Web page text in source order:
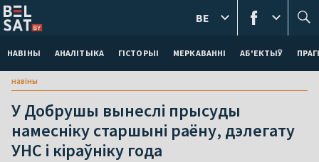
НАВІНЫ АНАЛІТЫКА ГІСТОРЫІ МЕРКАВАННI АБ'ЕКТЫЎ
BE
навіны
У Добрушы вынеслі прысуды
намесніку старшыні раёну, дэлегату
УНС і кіраўніку года